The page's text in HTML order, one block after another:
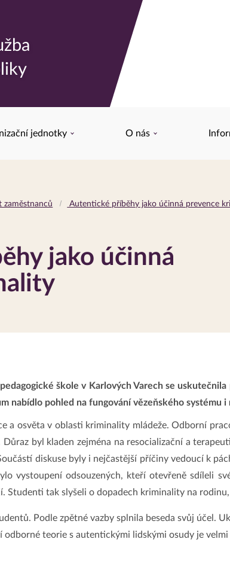
jednotky O nás
zaměstnanců Autentické příběhy jako účinná prevence
jako účinná
škole v Karlových Varech se
nabídlo pohled na fungování vězeňského systému
a osvěta v oblasti kriminality mládeže. Odborní
byl kladen zejména na resocializační a
diskuse byly i nejčastější příčiny vedoucí k
vystoupení odsouzených, kteří otevřeně sdíleli
Studenti tak slyšeli o dopadech kriminality na
Podle zpětné vazby splnila beseda svůj účel.
teorie s autentickými lidskými osudy je